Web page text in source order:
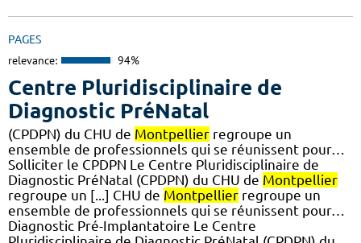
PAGES
relevance: 94%
Centre Pluridisciplinaire de
Diagnostic PréNatal
(CPDPN) du CHU de Montpellier regroupe un
ensemble de professionnels qui se réunissent pour…
Solliciter le CPDPN Le Centre Pluridisciplinaire de
Diagnostic PréNatal (CPDPN) du CHU de Montpellier
regroupe un [...] CHU de Montpellier regroupe un
ensemble de professionnels qui se réunissent pour…
Diagnostic Pré-Implantatoire Le Centre